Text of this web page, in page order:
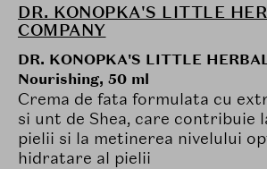
DR. KONOPKA'S LITTLE
COMPANY
DR. KONOPKA'S LITTLE
Nourishing, 50 ml
Crema de fata formulata cu
si unt de Shea, care contribuie
pielii si la metinerea nivelului
hidratare al pielii